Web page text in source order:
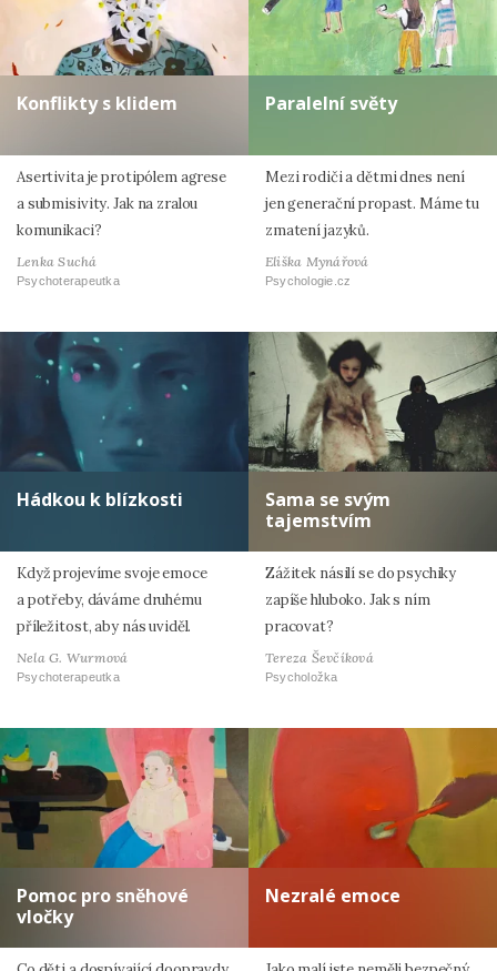
Konflikty s klidem
Asertivita je protipólem agrese
a submisivity. Jak na zralou
komunikaci?
Lenka Suchá
Psychoterapeutka
Paralelní světy
Mezi rodiči a dětmi dnes není
jen generační propast. Máme tu
zmatení jazyků.
Eliška Mynářová
Psychologie.cz
Hádkou k blízkosti
Když projevíme svoje emoce
a potřeby, dáváme druhému
příležitost, aby nás uviděl.
Nela G. Wurmová
Psychoterapeutka
Sama se svým
tajemstvím
Zážitek násilí se do psychiky
zapíše hluboko. Jak s ním
pracovat?
Tereza Ševčíková
Psycholožka
Pomoc pro sněhové
vločky
Nezralé emoce